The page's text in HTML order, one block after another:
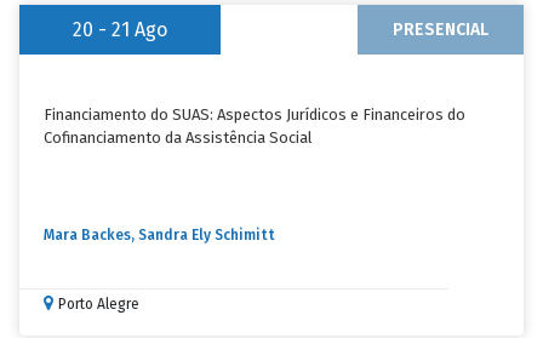
20 - 21Ago PRESENCIAL
Financiamento do SUAS: Aspectos Jurídicos e Financeiros do
Cofinanciamento da Assistência Social
Mara Backes, Sandra Ely Schimitt
Porto Alegre